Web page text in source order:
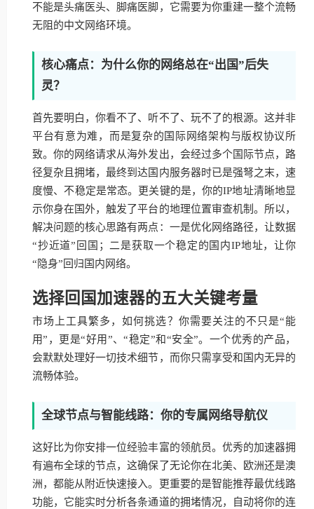
不能是头痛医头、脚痛医脚，它需要为你重建一整个流畅
无阻的中文网络环境。
核心痛点：为什么你的网络总在“出国”后失
灵？
首先要明白，你看不了、听不了、玩不了的根源。这并非
平台有意为难，而是复杂的国际网络架构与版权协议所
致。你的网络请求从海外发出，会经过多个国际节点，路
径复杂且拥堵，最终到达国内服务器时已是强弩之末，速
度慢、不稳定是常态。更关键的是，你的IP地址清晰地显
示你身在国外，触发了平台的地理位置审查机制。所以，
解决问题的核心思路有两点：一是优化网络路径，让数据
“抄近道”回国；二是获取一个稳定的国内IP地址，让你
“隐身”回归国内网络。
选择回国加速器的五大关键考量
市场上工具繁多，如何挑选？你需要关注的不只是“能
用”，更是“好用”、“稳定”和“安全”。一个优秀的产品，
会默默处理好一切技术细节，而你只需享受和国内无异的
流畅体验。
全球节点与智能线路：你的专属网络导航仪
这好比为你安排一位经验丰富的领航员。优秀的加速器拥
有遍布全球的节点，这确保了无论你在北美、欧洲还是澳
洲，都能从附近快速接入。更重要的是智能推荐最优线路
功能，它能实时分析各条通道的拥堵情况，自动将你的连